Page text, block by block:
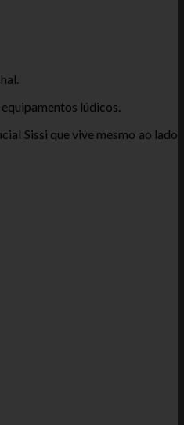
lúdicos.
Sissi que vive mesmo ao lado